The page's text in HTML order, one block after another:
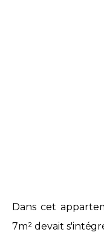
Dans cet
7m² devait